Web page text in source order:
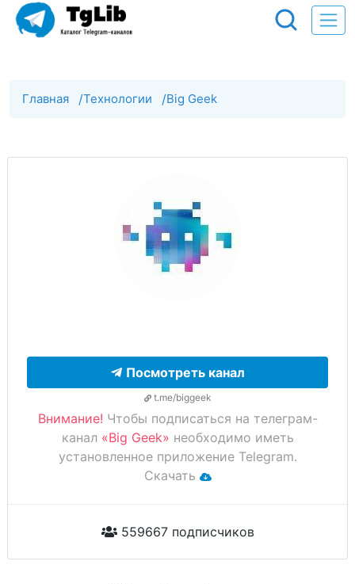
Главная /Технологии /Big Geek
Посмотреть канал
t.me/biggeek
Внимание! Чтобы подписаться на телеграм-
канал «Big Geek» необходимо иметь
установленное приложение Telegram.
Скачать
559667 подписчиков